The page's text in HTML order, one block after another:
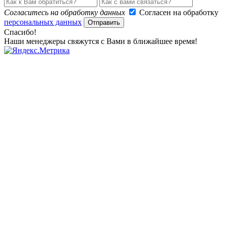
Согласитесь на обработку данных
Согласен на обработку
персональных данных
Отправить
Спасибо!
Наши менеджеры свяжутся с Вами в ближайшее время!